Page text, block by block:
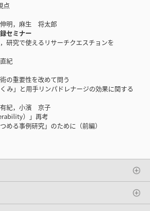
点
明，麻生 将太郎
セミナー
研究で使えるリサーチクエスチョンを
紀
の重要性を改めて問う
み」と用手リンパドレナージの効果に関する
紀，小濱 京子
）」再考
める事例研究」のために（前編）